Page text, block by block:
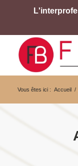
Vous êtes ici : Accueil /